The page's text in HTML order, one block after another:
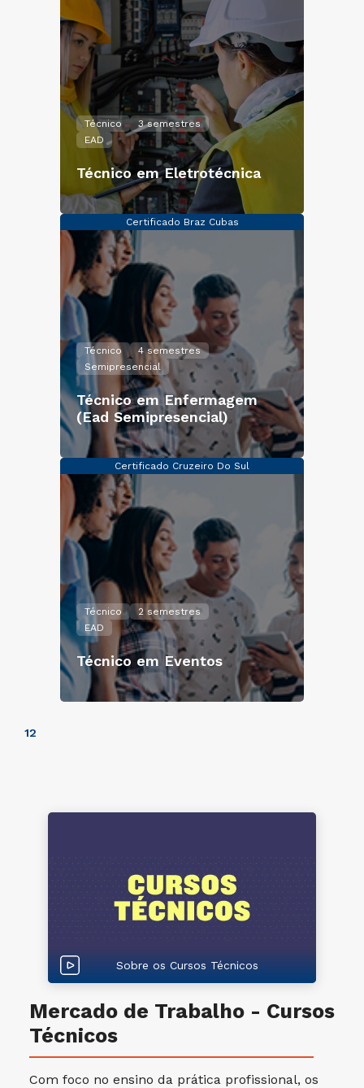
Técnico
3 semestres
EAD
Técnico em Eletrotécnica
Certificado Braz Cubas
Técnico
4 semestres
Semipresencial
Técnico em Enfermagem
(Ead Semipresencial)
Certificado Cruzeiro Do Sul
Técnico
2 semestres
EAD
Técnico em Eventos
12
Mercado de Trabalho - Cursos
Técnicos
Com foco no ensino da prática profissional, os
Sobre os Cursos Técnicos